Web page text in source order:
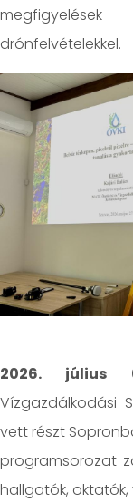
drónfelvételekkel.
2026.
Vízgazdálkodási
vett részt
programsorozat
hallgatók, oktatók,